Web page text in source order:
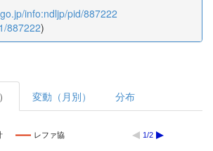
info:ndljp/pid/887222
887222)
変動（月別） 分布
レファ協 1/2